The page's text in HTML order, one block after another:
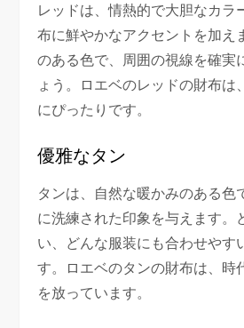
レッドは、情熱的で大胆なカラ
布に鮮やかなアクセントを加え
のある色で、周囲の視線を確実
ょう。ロエベのレッドの財布は
にぴったりです。
優雅なタン
タンは、自然な暖かみのある色
に洗練された印象を与えます。
い、どんな服装にも合わせやす
す。ロエベのタンの財布は、時
を放っています。